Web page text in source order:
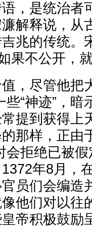
，是统治者
解释说，从
兆的传统。
果不公开，
，尽管他把
“神迹”，
提到获得上
那样，正由
会拒绝已被
年8月，
员们会编造
他们对以往
帝积极鼓励